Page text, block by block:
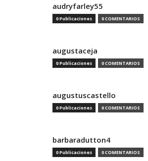
audryfarley55
0 Publicaciones 0 COMENTARIOS
augustaceja
0 Publicaciones 0 COMENTARIOS
augustuscastello
0 Publicaciones 0 COMENTARIOS
barbaradutton4
0 Publicaciones 0 COMENTARIOS